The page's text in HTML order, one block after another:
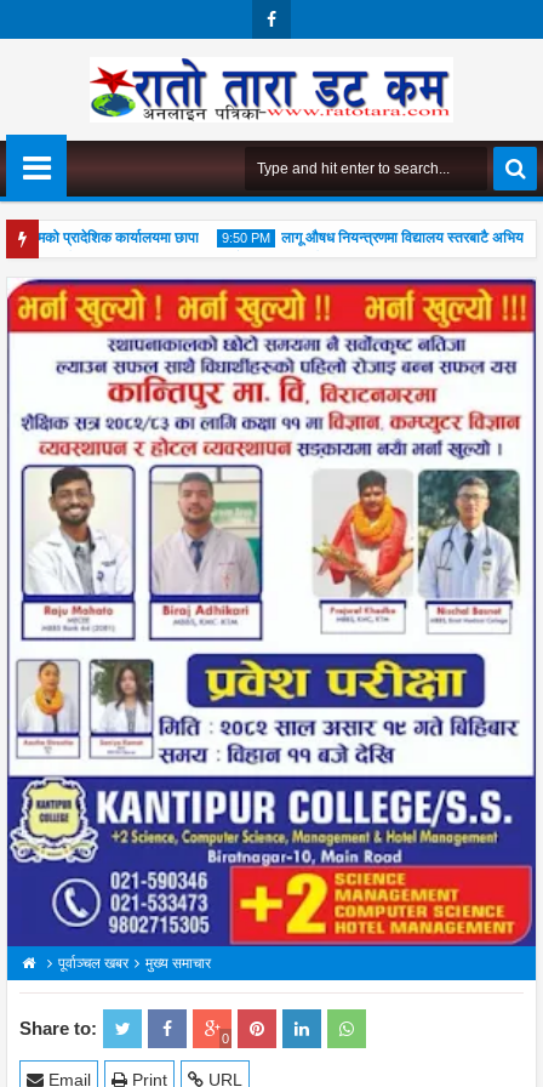
Boo
प्रादेशिक कार्यालयमा छापा 9:50 PM
04 Aug
2026
लागू औषध नियन्त्रणमा विद्यालय स्तरबाटै अभियान शुरु
गुरुपूजा महोत्सव सम्पन्न, आध्यात्मिक जीवनशैली अपनाउन जोड
पूर्वाञ्चल खबर मुख्य समाचार
Share to: 0
URL
Print
Email